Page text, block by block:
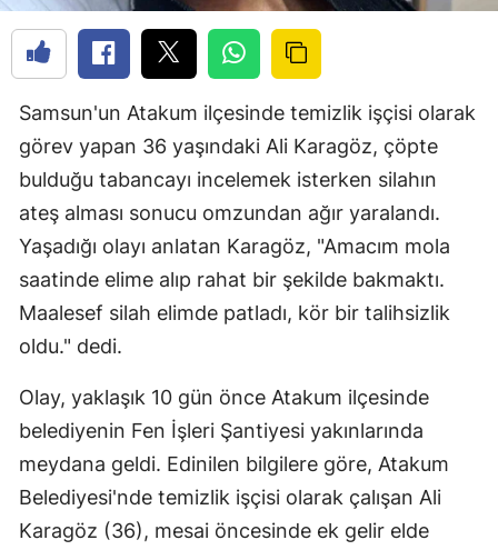
Samsun'un Atakum ilçesinde temizlik işçisi olarak
görev yapan 36 yaşındaki Ali Karagöz, çöpte
bulduğu tabancayı incelemek isterken silahın
ateş alması sonucu omzundan ağır yaralandı.
Yaşadığı olayı anlatan Karagöz, "Amacım mola
saatinde elime alıp rahat bir şekilde bakmaktı.
Maalesef silah elimde patladı, kör bir talihsizlik
oldu." dedi.
Olay, yaklaşık 10 gün önce Atakum ilçesinde
belediyenin Fen İşleri Şantiyesi yakınlarında
meydana geldi. Edinilen bilgilere göre, Atakum
Belediyesi'nde temizlik işçisi olarak çalışan Ali
Karagöz (36), mesai öncesinde ek gelir elde